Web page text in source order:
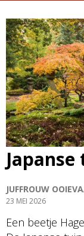
JUFFROUW
23 MEI 2026
Een beetje